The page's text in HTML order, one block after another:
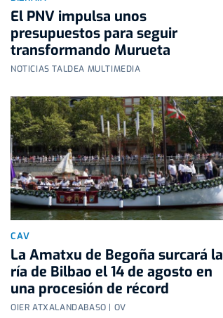
El PNV impulsa unos
presupuestos para seguir
transformando Murueta
NOTICIAS TALDEA MULTIMEDIA
CAV
La Amatxu de Begoña surcará la
ría de Bilbao el 14 de agosto en
una procesión de récord
OIER ATXALANDABASO | OV